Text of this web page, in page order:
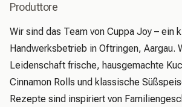
Produttore
Wir sind das Team von Cuppa Joy – ein
Handwerksbetrieb in Oftringen, Aargau.
Leidenschaft frische, hausgemachte
Cinnamon Rolls und klassische
Rezepte sind inspiriert von